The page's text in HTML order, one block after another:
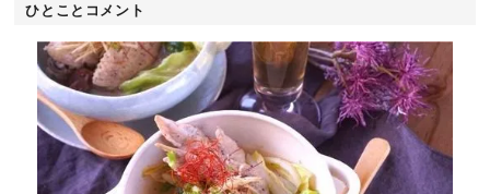
ひとことコメント